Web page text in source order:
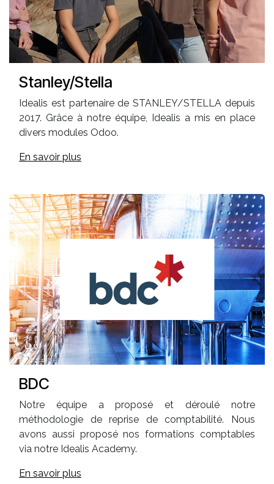
Stanley/Stella
Idealis est partenaire de STANLEY/STELLA depuis
2017. Grâce à notre équipe, Idealis a mis en place
divers modules Odoo.
En savoir plus
BDC
Notre équipe a proposé et déroulé notre
méthodologie de reprise de comptabilité. Nous
avons aussi proposé nos formations comptables
via notre Idealis Academy.
En savoir plus